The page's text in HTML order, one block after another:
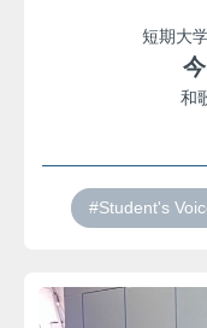
短期大
和
#Student's